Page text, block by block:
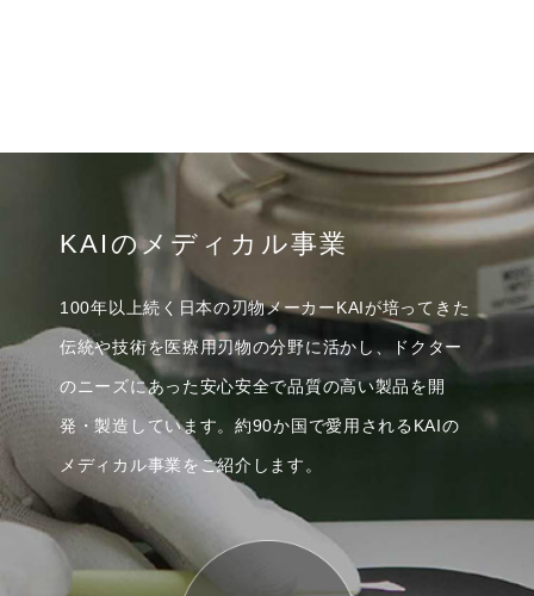
KAIのメディカル事業
100年以上続く日本の刃物メーカーKAIが培ってきた
伝統や技術を医療用刃物の分野に活かし、ドクター
のニーズにあった安心安全で品質の高い製品を開
発・製造しています。 約90か国で愛用されるKAIの
メディカル事業をご紹介します。